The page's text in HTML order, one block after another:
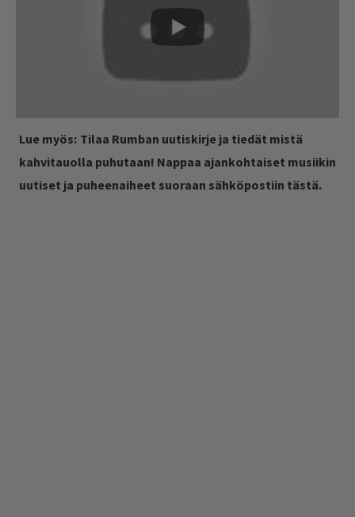
Lue myös: Tilaa Rumban uutiskirje ja tiedät mistä
kahvitauolla puhutaan! Nappaa ajankohtaiset musiikin
uutiset ja puheenaiheet suoraan sähköpostiin tästä.